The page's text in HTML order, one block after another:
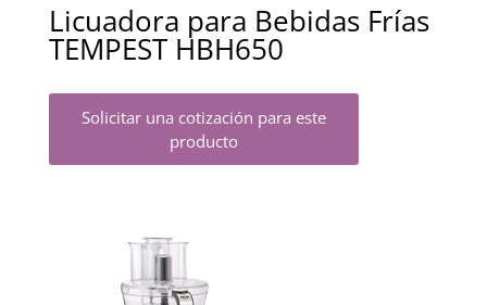
Licuadora para Bebidas Frías
TEMPEST HBH650
Solicitar una cotización para este
producto